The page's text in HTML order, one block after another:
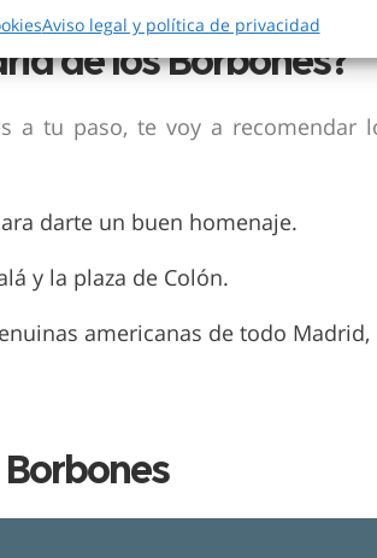
Aviso legal y política de privacidad
de los Borbones?
a tu paso, te voy a recomendar
darte un buen homenaje.
y la plaza de Colón.
americanas de todo Madrid,